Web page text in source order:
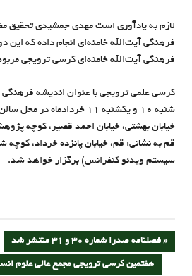
لازم به یادآوری است مهدی جمشیدی تحقیق
فرهنگی آیت‌الله خامنه‌ای انجام داده که این
فرهنگی آیت‌الله خامنه‌ای کرسی ترویجی
کرسی علمی ترویجی با عنوان اندیشه فرهنگی
شنبه ۱۰ و یکشنبه ۱۱ خردادماه
خیابان بهشتی، خیابان احمد قصیر، کوچه
قم به نشانی: قم، خیابان پانزده خرداد، کوچه
سیستم ویدئو کنفرانس) برگزار خواهد شد.
راهبری
نوشته
PREVIOUS
POST:
فصلنامه صدرا شماره 30 و 31 منتشر شد
NEXT
هفتمین کرسی ترویجی مجمع عالی علوم